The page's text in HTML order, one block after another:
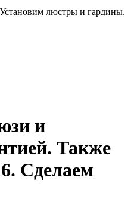
люстры и гардины.
и
​Также
Сделаем